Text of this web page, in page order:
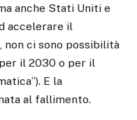
anche Stati Uniti e
accelerare il
non ci sono possibilità
il 2030 o per il
E la
al fallimento.